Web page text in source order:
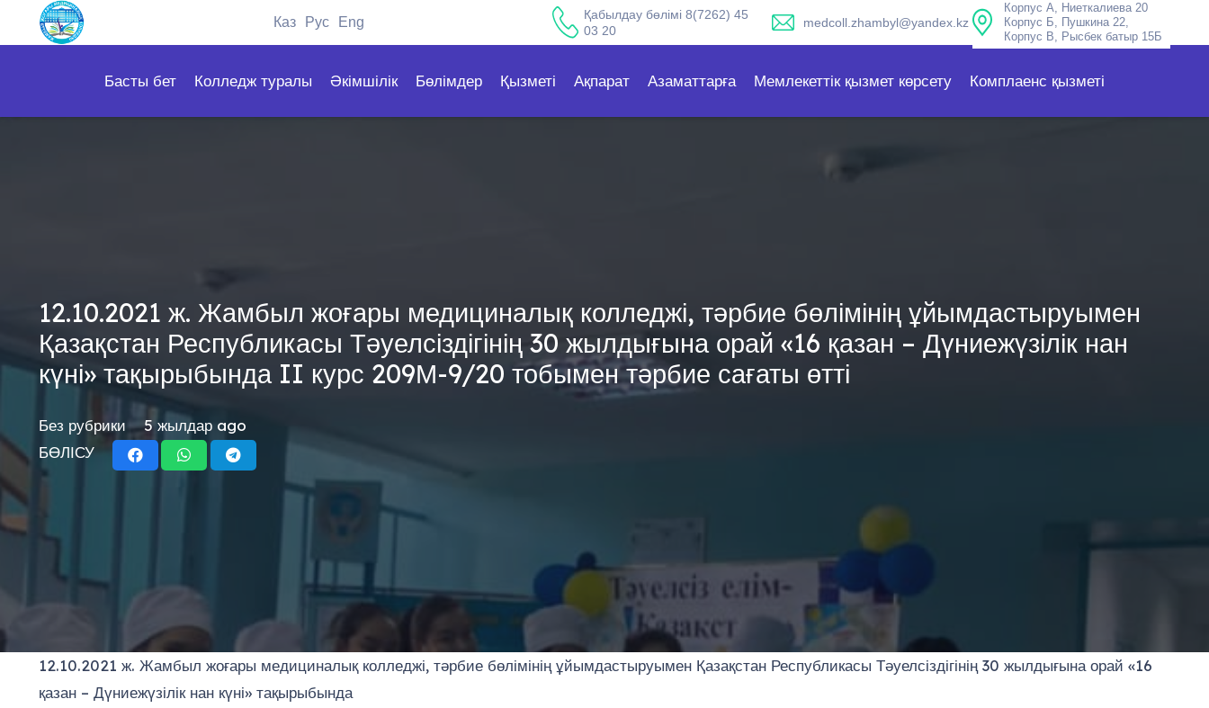
Каз Рус Eng
Қабылдау бөлімі 8(7262) 45
03 20
medcoll.zhambyl@yandex.kz
Корпус А, Ниеткалиева 20
Корпус Б, Пушкина 22,
Корпус В, Рысбек батыр 15Б
Басты бет Колледж туралы Әкімшілік Бөлімдер Қызметі Ақпарат Азаматтарға Мемлекеттік қызмет көрсету Комплаенс қызметі
12.10.2021 ж. Жамбыл жоғары медициналық колледжі, тәрбие бөлімінің ұйымдастыруымен
Қазақстан Республикасы Тәуелсіздігінің 30 жылдығына орай «16 қазан – Дүниежүзілік нан
күні» тақырыбында II курс 209М-9/20 тобымен тәрбие сағаты өтті
Без рубрики
5 жылдар ago
БӨЛІСУ
12.10.2021 ж. Жамбыл жоғары медициналық колледжі, тәрбие бөлімінің ұйымдастыруымен Қазақстан Республикасы Тәуелсіздігінің 30 жылдығына орай «16
қазан – Дүниежүзілік нан күні» тақырыбында